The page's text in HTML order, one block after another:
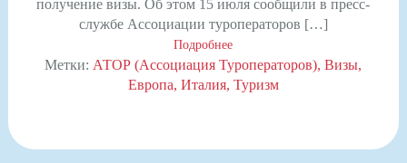
получение визы. Об этом 15 июля сообщили в пресс-
службе Ассоциации туроператоров […]
Подробнее
Метки: АТОР (Ассоциация Туроператоров) Визы
Европа Италия Туризм